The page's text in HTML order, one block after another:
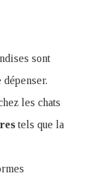
sont
les chats
tels que la